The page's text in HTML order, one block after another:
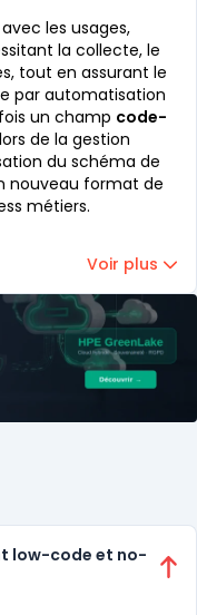
les usages,
la collecte, le
tout en assurant le
par automatisation
un champ code-
de la gestion
du schéma de
nouveau format de
métiers.
Voir plus
low-code et no-